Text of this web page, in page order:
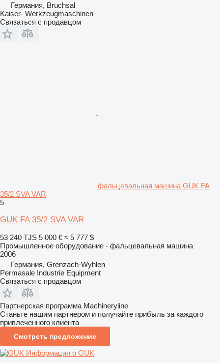
Германия, Bruchsal
Kaiser- Werkzeugmaschinen
Связаться с продавцом
фальцевальная машина GUK FA
35/2 SVA VAR
5
GUK FA 35/2 SVA VAR
53 240 TJS 5 000 € ≈ 5 777 $
Промышленное оборудование - фальцевальная машина
2006
Германия, Grenzach-Wyhlen
Permasale Industrie Equipment
Связаться с продавцом
Партнерская программа Machineryline
Станьте нашим партнером и получайте прибыль за каждого
привлеченного клиента
Смотреть предложение
Информация о GUK